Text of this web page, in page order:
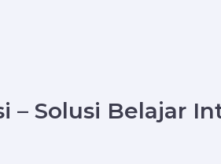
– Solusi Belajar